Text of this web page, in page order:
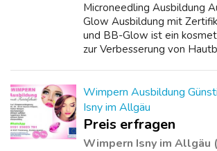
Microneedling Ausbildung
Glow Ausbildung mit
und BB-Glow ist ein
zur Verbesserung von
Wimpern Ausbildung
Isny im Allgäu
Preis erfragen
Wimpern Isny im Allgäu